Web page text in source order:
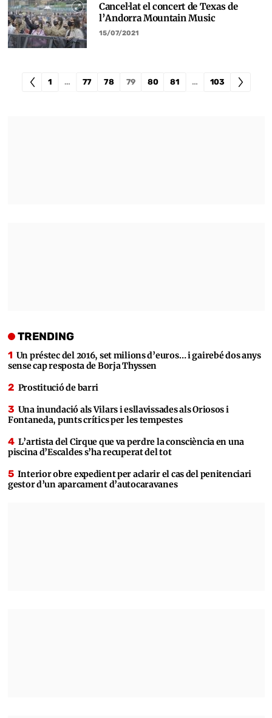
Cancel·lat el concert de Texas de
l’Andorra Mountain Music
15/07/2021
1 … 77 78 79 80 81 … 103
TRENDING
Un préstec del 2016, set milions d’euros… i gairebé dos anys
sense cap resposta de Borja Thyssen
Prostitució de barri
Una inundació als Vilars i esllavissades als Oriosos i
Fontaneda, punts crítics per les tempestes
L’artista del Cirque que va perdre la consciència en una
piscina d’Escaldes s’ha recuperat del tot
Interior obre expedient per aclarir el cas del penitenciari
gestor d’un aparcament d’autocaravanes